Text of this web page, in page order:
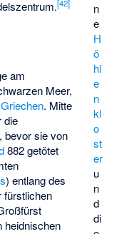
n
e
H
ö
hl
e
n
kl
o
st
er
u
n
d
di
[42]
am
Meer,
. Mitte
die
, bevor sie von
882 getötet
) entlang des
fürstlichen
heidnischen